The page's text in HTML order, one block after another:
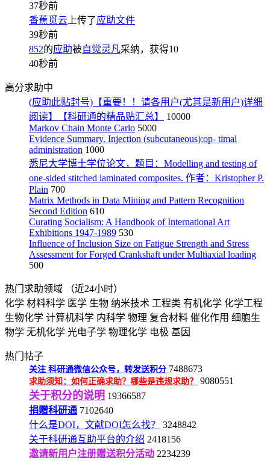
37秒前
香蕉觅云 上传了应助文件
39秒前
852的应助被自觉灵凡采纳，获得10
40秒前
高分求助中
(应助此贴封号)【重要！！请各用户(尤其是新用户)详细
阅读】【科研通的精品贴汇总】
10000
Markov Chain Monte Carlo 5000
Evidence Summary. Injection (subcutaneous):op- timal
administration 1000
悉尼大学博士学位论文，题目：Modelling and testing of
one-sided stitched laminated composites. 作者：Kristopher P.
Plain 700
Matrix Methods in Data Mining and Pattern Recognition
Second Edition 610
Curating Socialism: A Handbook of International Art
Exhibitions 1947-1989 530
Influence of Inclusion Size on Fatigue Strength and Stress
Assessment for Forged Crankshaft under Multiaxial loading
500
热门求助领域
（近24小时）
化学 材料科学 医学 生物 纳米技术 工程类 有机化学 化学工程
生物化学 计算机科学 内科学 物理 复合材料 催化作用 细胞生
物学 无机化学 光电子学 物理化学 电极 基因
热门帖子
关注 科研通微信公众号，转发送积分 7488673
求助须知：如何正确求助？哪些是违规求助？ 9080551
关于积分的说明 19366587
捐赠科研通 7102640
什么是DOI，文献DOI怎么找？
3248842
关于科研通互助平台的介绍 2418156
邀请新用户注册赠送积分活动 2234239